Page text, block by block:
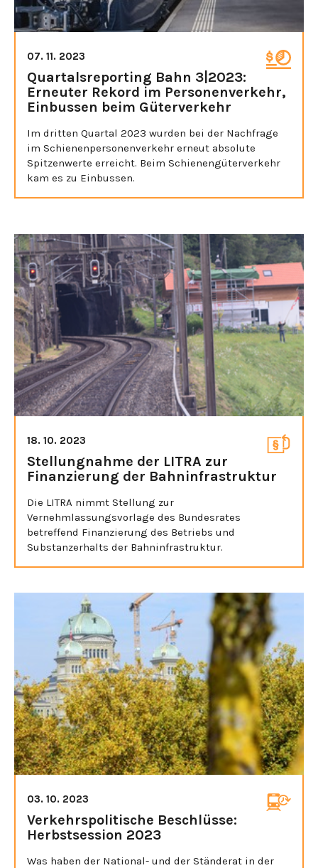
07. 11. 2023
Quartalsreporting Bahn 3|2023:
Erneuter Rekord im Personenverkehr,
Einbussen beim Güterverkehr
Im dritten Quartal 2023 wurden bei der Nachfrage
im Schienenpersonenverkehr erneut absolute
Spitzenwerte erreicht. Beim Schienengüterverkehr
kam es zu Einbussen.
18. 10. 2023
Stellungnahme der LITRA zur
Finanzierung der Bahninfrastruktur
Die LITRA nimmt Stellung zur
Vernehmlassungsvorlage des Bundesrates
betreffend Finanzierung des Betriebs und
Substanzerhalts der Bahninfrastruktur.
03. 10. 2023
Verkehrspolitische Beschlüsse:
Herbstsession 2023
Was haben der National- und der Ständerat in der